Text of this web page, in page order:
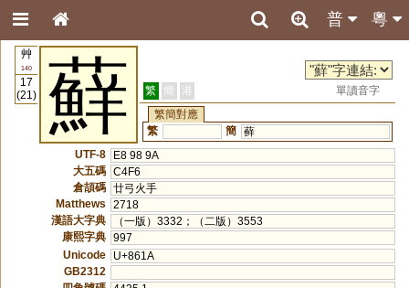
粵
普
艸
140
17
(21)
蘚 繁 簡 港
單讀音字
繁簡對應
繁
簡 藓
UTF-8
E8 98 9A
大五碼 C4F6
倉頡碼 廿弓火手
Matthews
2718
漢語大字典
（一版）3332；（二版）3553
康熙字典 997
Unicode
U+861A
GB2312